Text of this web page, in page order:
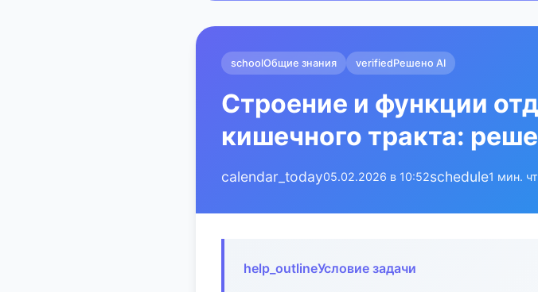
schoolОбщие знания verifiedРешено AI
Строение и функции
кишечного тракта:
calendar_today05.02.2026 в 10:52schedule1 мин.
help_outlineУсловие задачи